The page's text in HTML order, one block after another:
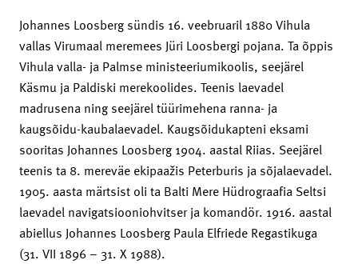
Johannes Loosberg sündis 16. veebruaril 1880 Vihula
vallas Virumaal meremees Jüri Loosbergi pojana. Ta õppis
Vihula valla- ja Palmse ministeeriumikoolis, seejärel
Käsmu ja Paldiski merekoolides. Teenis laevadel
madrusena ning seejärel tüürimehena ranna- ja
kaugsõidu-kaubalaevadel. Kaugsõidukapteni eksami
sooritas Johannes Loosberg 1904. aastal Riias. Seejärel
teenis ta 8. mereväe ekipaažis Peterburis ja sõjalaevadel.
1905. aasta märtsist oli ta Balti Mere Hüdrograafia Seltsi
laevadel navigatsiooniohvitser ja komandör. 1916. aastal
abiellus Johannes Loosberg Paula Elfriede Regastikuga
(31. VII 1896 – 31. X 1988).